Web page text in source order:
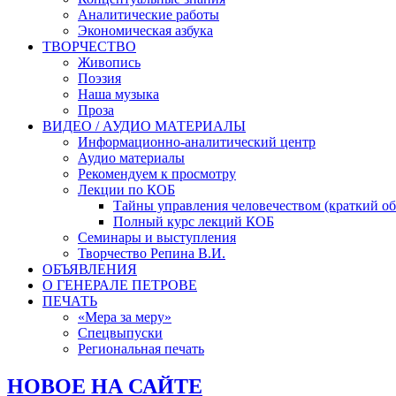
Аналитические работы
Экономическая азбука
ТВОРЧЕСТВО
Живопись
Поэзия
Наша музыка
Проза
ВИДЕО / АУДИО МАТЕРИАЛЫ
Информационно-аналитический центр
Аудио материалы
Рекомендуем к просмотру
Лекции по КОБ
Тайны управления человечеством (краткий
Полный курс лекций КОБ
Семинары и выступления
Творчество Репина В.И.
ОБЪЯВЛЕНИЯ
О ГЕНЕРАЛЕ ПЕТРОВЕ
ПЕЧАТЬ
«Мера за меру»
Спецвыпуски
Региональная печать
НОВОЕ НА САЙТЕ